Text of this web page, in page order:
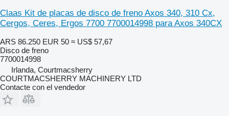
Claas Kit de placas de disco de freno Axos 340, 310 Cx,
Cergos, Ceres, Ergos 7700 7700014998 para Axos 340CX
ARS 86.250 EUR 50 ≈ US$ 57,67
Disco de freno
7700014998
Irlanda, Courtmacsherry
COURTMACSHERRY MACHINERY LTD
Contacte con el vendedor